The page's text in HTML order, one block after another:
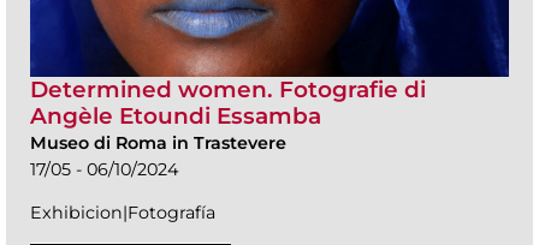
Determined women. Fotografie di
Angèle Etoundi Essamba
Museo di Roma in Trastevere
17/05 - 06/10/2024
Exhibicion|Fotografía